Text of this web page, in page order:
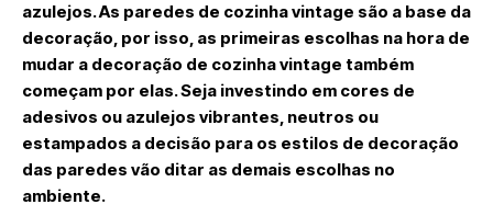
azulejos. As paredes de cozinha vintage são a base da
decoração, por isso, as primeiras escolhas na hora de
mudar a decoração de cozinha vintage também
começam por elas. Seja investindo em cores de
adesivos ou azulejos vibrantes, neutros ou
estampados a decisão para os estilos de decoração
das paredes vão ditar as demais escolhas no
ambiente.